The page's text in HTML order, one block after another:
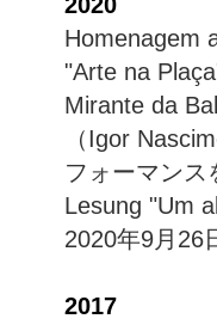
Homenagem
"Arte na
Mirante da
（Igor
フォーマンス
Lesung "Um
2020年9月26
2017